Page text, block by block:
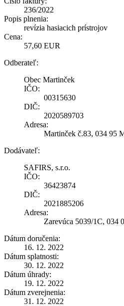
236/2022
Popis plnenia:
revízia hasiacich prístrojov
Cena:
57,60 EUR
Odberateľ:
Obec Martinček
IČO:
00315630
DIČ:
2020589703
Adresa:
Martinček č.83, 034 95
Dodávateľ:
SAFIRS, s.r.o.
IČO:
36423874
DIČ:
2021885206
Adresa:
Zarevúca 5039/1C, 034
Dátum doručenia:
16. 12. 2022
Dátum splatnosti:
30. 12. 2022
Dátum úhrady:
19. 12. 2022
Dátum zverejnenia:
31. 12. 2022